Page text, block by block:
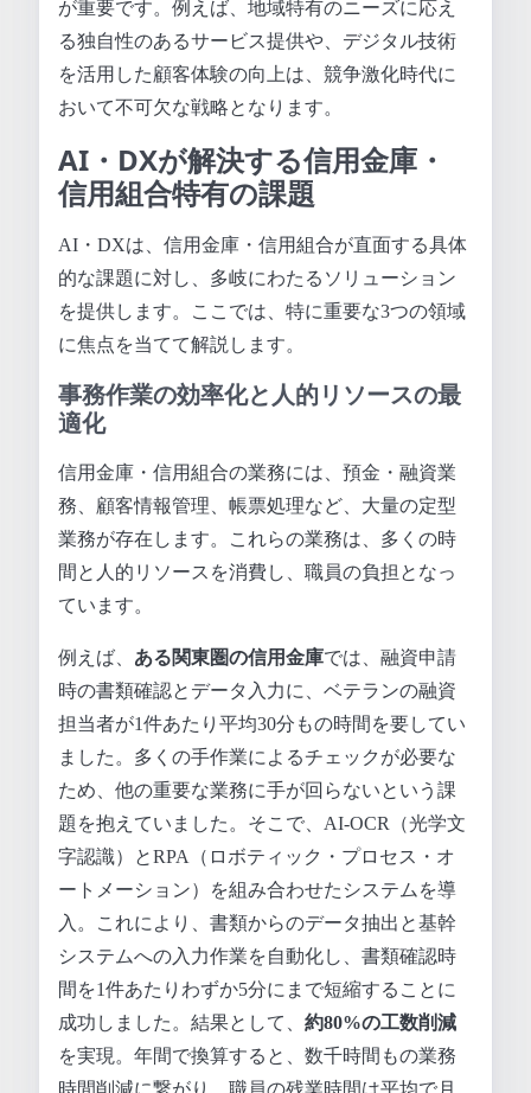
が重要です。例えば、地域特有のニーズに応え
る独自性のあるサービス提供や、デジタル技術
を活用した顧客体験の向上は、競争激化時代に
おいて不可欠な戦略となります。
AI・DXが解決する信用金庫・
信用組合特有の課題
AI・DXは、信用金庫・信用組合が直面する具体
的な課題に対し、多岐にわたるソリューション
を提供します。ここでは、特に重要な3つの領域
に焦点を当てて解説します。
事務作業の効率化と人的リソースの最
適化
信用金庫・信用組合の業務には、預金・融資業
務、顧客情報管理、帳票処理など、大量の定型
業務が存在します。これらの業務は、多くの時
間と人的リソースを消費し、職員の負担となっ
ています。
例えば、 ある関東圏の信用金庫では、融資申請
時の書類確認とデータ入力に、ベテランの融資
担当者が1件あたり平均30分もの時間を要してい
ました。多くの手作業によるチェックが必要な
ため、他の重要な業務に手が回らないという課
題を抱えていました。そこで、AI-OCR（光学文
字認識）とRPA（ロボティック・プロセス・オ
ートメーション）を組み合わせたシステムを導
入。これにより、書類からのデータ抽出と基幹
システムへの入力作業を自動化し、書類確認時
間を1件あたりわずか5分にまで短縮することに
成功しました。結果として、 約80%の工数削減
を実現。年間で換算すると、数千時間もの業務
時間削減に繋がり、職員の残業時間は平均で月